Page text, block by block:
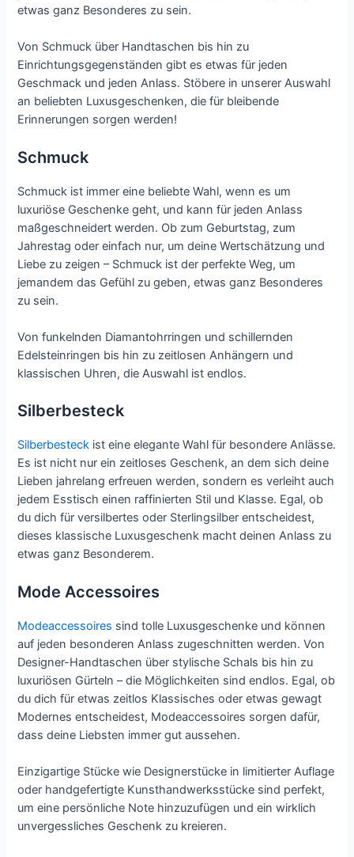
etwas ganz Besonderes zu sein.
Von Schmuck über Handtaschen bis hin zu
Einrichtungsgegenständen gibt es etwas für jeden
Geschmack und jeden Anlass. Stöbere in unserer Auswahl
an beliebten Luxusgeschenken, die für bleibende
Erinnerungen sorgen werden!
Schmuck
Schmuck ist immer eine beliebte Wahl, wenn es um
luxuriöse Geschenke geht, und kann für jeden Anlass
maßgeschneidert werden. Ob zum Geburtstag, zum
Jahrestag oder einfach nur, um deine Wertschätzung und
Liebe zu zeigen – Schmuck ist der perfekte Weg, um
jemandem das Gefühl zu geben, etwas ganz Besonderes
zu sein.
Von funkelnden Diamantohrringen und schillernden
Edelsteinringen bis hin zu zeitlosen Anhängern und
klassischen Uhren, die Auswahl ist endlos.
Silberbesteck
Silberbesteck ist eine elegante Wahl für besondere Anlässe.
Es ist nicht nur ein zeitloses Geschenk, an dem sich deine
Lieben jahrelang erfreuen werden, sondern es verleiht auch
jedem Esstisch einen raffinierten Stil und Klasse. Egal, ob
du dich für versilbertes oder Sterlingsilber entscheidest,
dieses klassische Luxusgeschenk macht deinen Anlass zu
etwas ganz Besonderem.
Mode Accessoires
Modeaccessoires sind tolle Luxusgeschenke und können
auf jeden besonderen Anlass zugeschnitten werden. Von
Designer-Handtaschen über stylische Schals bis hin zu
luxuriösen Gürteln – die Möglichkeiten sind endlos. Egal, ob
du dich für etwas zeitlos Klassisches oder etwas gewagt
Modernes entscheidest, Modeaccessoires sorgen dafür,
dass deine Liebsten immer gut aussehen.
Einzigartige Stücke wie Designerstücke in limitierter Auflage
oder handgefertigte Kunsthandwerksstücke sind perfekt,
um eine persönliche Note hinzuzufügen und ein wirklich
unvergessliches Geschenk zu kreieren.